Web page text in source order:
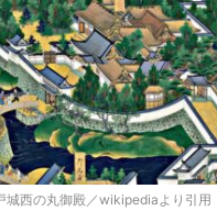
城西の丸御殿／wikipediaより引用